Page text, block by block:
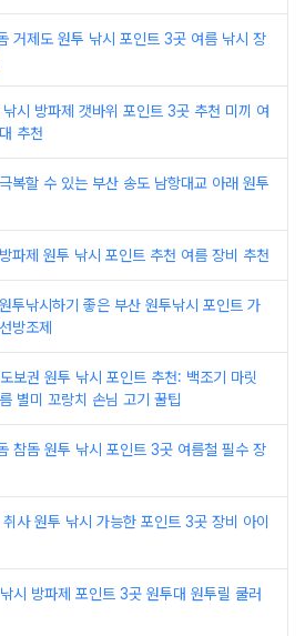
거제도 원투 낚시 포인트 3곳 여름 낚시 장
시 방파제 갯바위 포인트 3곳 추천 미끼 여
추천
복할 수 있는 부산 송도 남항대교 아래 원투
파제 원투 낚시 포인트 추천 여름 장비 추천
투낚시하기 좋은 부산 원투낚시 포인트 가
방조제
보권 원투 낚시 포인트 추천: 백조기 마릿
별미 꼬랑치 손님 고기 꿀팁
참돔 원투 낚시 포인트 3곳 여름철 필수 장
사 원투 낚시 가능한 포인트 3곳 장비 아이
시 방파제 포인트 3곳 원투대 원투릴 쿨러